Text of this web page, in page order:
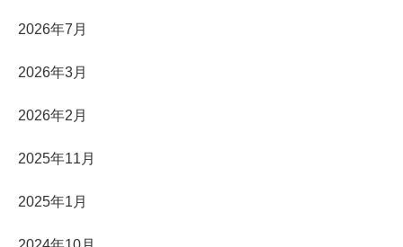
2026年7月
2026年3月
2026年2月
2025年11月
2025年1月